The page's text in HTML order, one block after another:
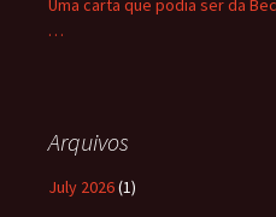
Uma carta que podia ser da
…
Arquivos
July 2026(1)